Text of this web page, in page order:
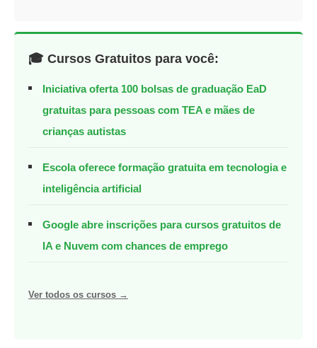
🎓 Cursos Gratuitos para você:
Iniciativa oferta 100 bolsas de graduação EaD
gratuitas para pessoas com TEA e mães de
crianças autistas
Escola oferece formação gratuita em tecnologia e
inteligência artificial
Google abre inscrições para cursos gratuitos de
IA e Nuvem com chances de emprego
Ver todos os cursos →